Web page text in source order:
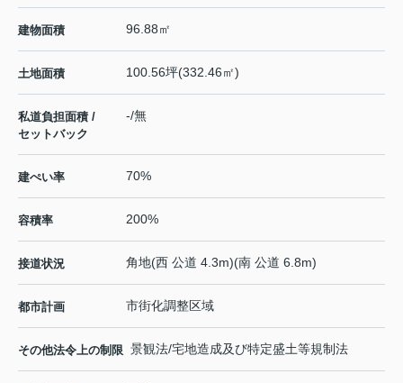
建物面積 96.88㎡
土地面積 100.56坪(332.46㎡)
私道負担面積 /
セットバック
-/無
建ぺい率 70%
容積率 200%
接道状況 角地(西 公道 4.3m)(南 公道 6.8m)
都市計画 市街化調整区域
その他法令上の制限 景観法/宅地造成及び特定盛土等規制法